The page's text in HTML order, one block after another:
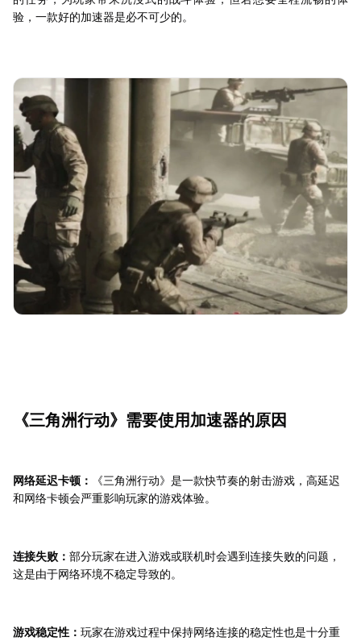
验，一款好的加速器是必不可少的。
《三角洲行动》需要使用加速器的原因
网络延迟卡顿：
《三角洲行动》是一款快节奏的射击游戏，高延迟
和网络卡顿会严重影响玩家的游戏体验。
连接失败： 部分玩家在进入游戏或联机时会遇到连接失败的问题，
这是由于网络环境不稳定导致的。
游戏稳定性： 玩家在游戏过程中保持网络连接的稳定性也是十分重